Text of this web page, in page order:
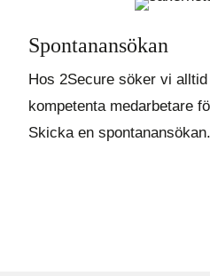
Spontanansökan
Hos 2Secure söker vi
kompetenta medarbetare
Skicka en